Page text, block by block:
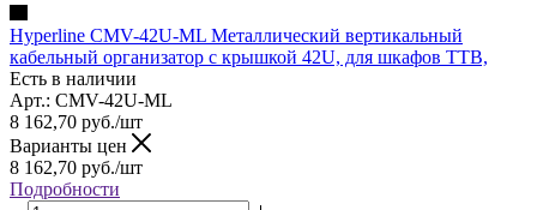
Hyperline CMV-42U-ML Металлический вертикальный
кабельный организатор с крышкой 42U, для шкафов TTB,
Есть в наличии
Арт.: CMV-42U-ML
8 162,70 руб./шт
Варианты цен
8 162,70 руб./шт
Подробности